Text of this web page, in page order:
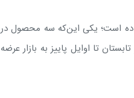
است؛ یکی این‌که سه محصول در
تا اوایل پاییز به بازار عرضه